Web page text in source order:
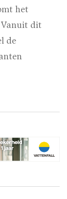
het
Vanuit dit
de